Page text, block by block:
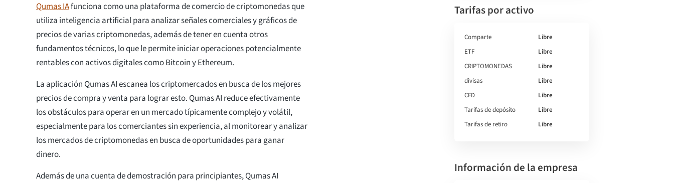
Qumas IAfunciona como una plataforma de comercio de criptomonedas que
utiliza inteligencia artificial para analizar señales comerciales y gráficos de
precios de varias criptomonedas, además de tener en cuenta otros
fundamentos técnicos, lo que le permite iniciar operaciones potencialmente
rentables con activos digitales como Bitcoin y Ethereum.
La aplicación Qumas AI escanea los criptomercados en busca de los mejores
precios de compra y venta para lograr esto. Qumas AI reduce efectivamente
los obstáculos para operar en un mercado típicamente complejo y volátil,
especialmente para los comerciantes sin experiencia, al monitorear y analizar
los mercados de criptomonedas en busca de oportunidades para ganar
dinero.
Además de una cuenta de demostración para principiantes, Qumas AI
Tarifas por activo
Comparte
Libre
ETF
Libre
CRIPTOMONEDAS
Libre
divisas
Libre
CFD
Libre
Tarifas de depósito
Libre
Tarifas de retiro
Libre
Información de la empresa